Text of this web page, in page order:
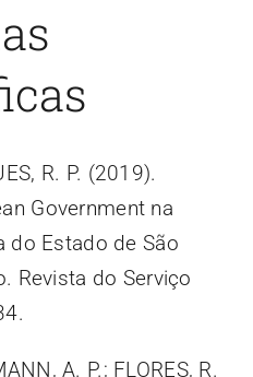
R. P. (2019).
Government na
do Estado de São
Revista do Serviço
A. P.; FLORES, R.